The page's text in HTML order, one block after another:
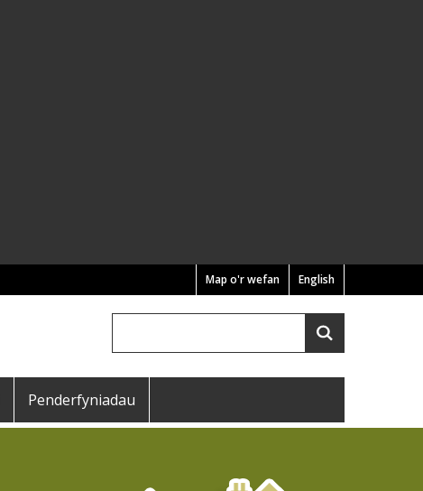
English
Map o'r wefan
Search
Penderfyniadau